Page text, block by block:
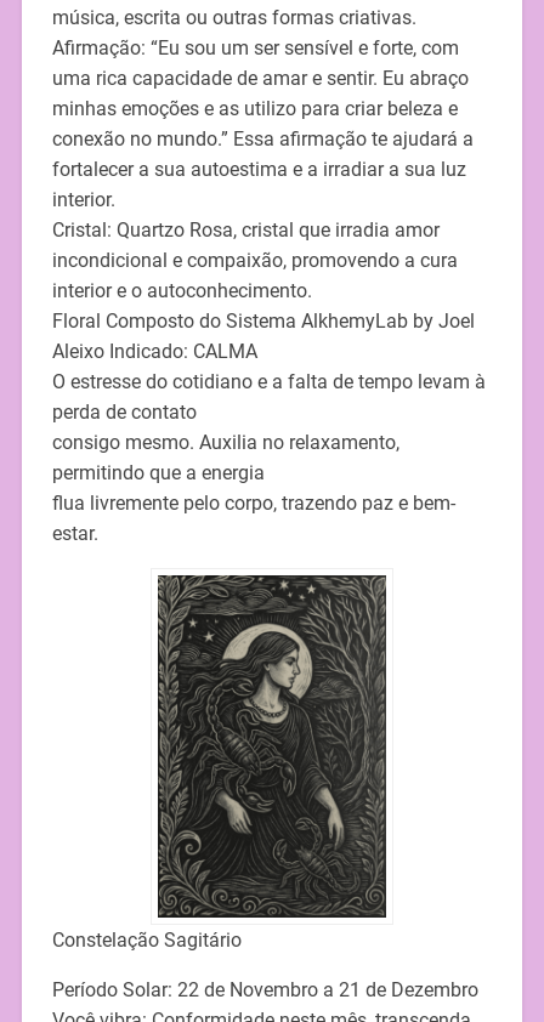
música, escrita ou outras formas criativas.
Afirmação: “Eu sou um ser sensível e forte, com
uma rica capacidade de amar e sentir. Eu abraço
minhas emoções e as utilizo para criar beleza e
conexão no mundo.” Essa afirmação te ajudará a
fortalecer a sua autoestima e a irradiar a sua luz
interior.
Cristal: Quartzo Rosa, cristal que irradia amor
incondicional e compaixão, promovendo a cura
interior e o autoconhecimento.
Floral Composto do Sistema AlkhemyLab by Joel
Aleixo Indicado: CALMA
O estresse do cotidiano e a falta de tempo levam à
perda de contato
consigo mesmo. Auxilia no relaxamento,
permitindo que a energia
flua livremente pelo corpo, trazendo paz e bem-
estar.
Constelação Sagitário
Período Solar: 22 de Novembro a 21 de Dezembro